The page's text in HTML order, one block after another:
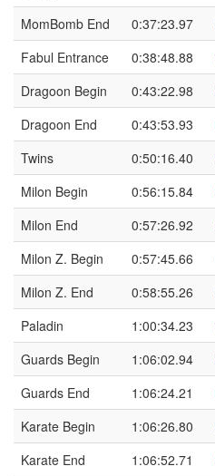
MomBomb End 0:37:23.97
Fabul Entrance
0:38:48.88
Dragoon Begin
0:43:22.98
Dragoon End
0:43:53.93
Twins
0:50:16.40
Milon Begin
0:56:15.84
Milon End
0:57:26.92
Milon Z. Begin
0:57:45.66
Milon Z. End
0:58:55.26
Paladin
1:00:34.23
Guards Begin
1:06:02.94
Guards End
1:06:24.21
Karate Begin
1:06:26.80
Karate End
1:06:52.71